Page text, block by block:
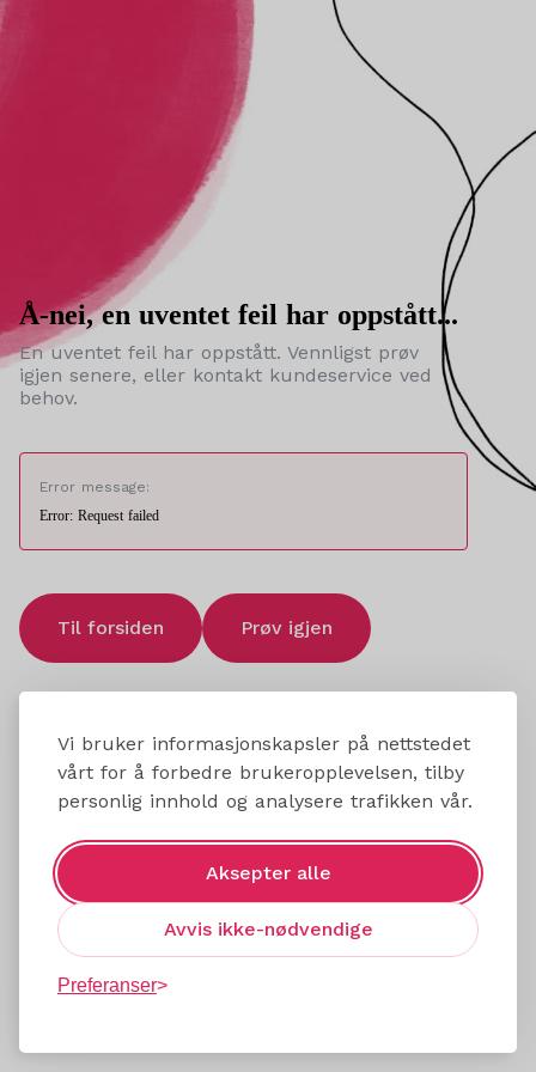
Vi bruker informasjonskapsler på nettstedet
vårt for å forbedre brukeropplevelsen, tilby
personlig innhold og analysere trafikken vår.
Aksepter alle
Avvis ikke-nødvendige
Preferanser
Å-nei, en uventet feil har oppstått...
En uventet feil har oppstått. Vennligst prøv
igjen senere, eller kontakt kundeservice ved
behov.
Error message:
Error: Request failed
Til forsiden Prøv igjen